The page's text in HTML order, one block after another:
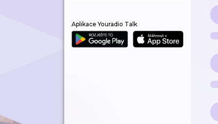
Aplikace Youradio Talk